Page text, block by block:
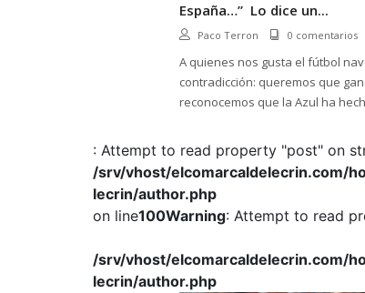
España…” Lo dice un...
Paco Terron 0 comentarios
A quienes nos gusta el fútbol
contradicción: queremos que
reconocemos que la Azul ha
: Attempt to read property "post" on
/srv/vhost/elcomarcaldelecrin.com/
lecrin/author.php
on line100Warning: Attempt to read
/srv/vhost/elcomarcaldelecrin.com/
lecrin/author.php